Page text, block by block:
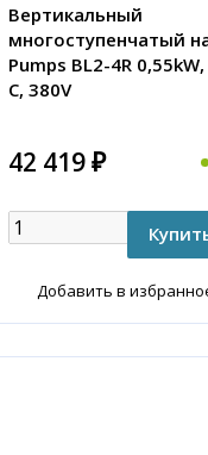
Вертикальный
многоступенчатый
Pumps BL2-4R
C, 380V
42 419 ₽
Добавить в